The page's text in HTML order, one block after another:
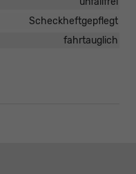
Scheckheftgepflegt
fahrtauglich